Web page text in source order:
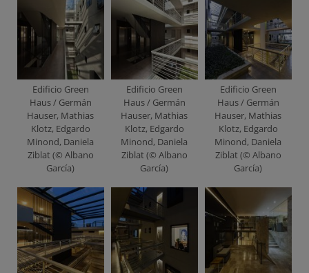
Edificio Green
Haus / Germán
Hauser, Mathias
Klotz, Edgardo
Minond, Daniela
Ziblat (© Albano
García)
Edificio Green
Haus / Germán
Hauser, Mathias
Klotz, Edgardo
Minond, Daniela
Ziblat (© Albano
García)
Edificio Green
Haus / Germán
Hauser, Mathias
Klotz, Edgardo
Minond, Daniela
Ziblat (© Albano
García)